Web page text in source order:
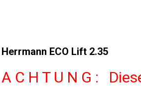
Herrmann ECO Lift 2.35
A C H T U N G :